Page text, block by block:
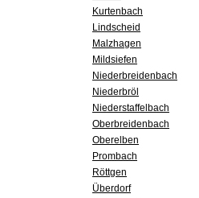
Kurtenbach
Lindscheid
Malzhagen
Mildsiefen
Niederbreidenbach
Niederbröl
Niederstaffelbach
Oberbreidenbach
Oberelben
Prombach
Röttgen
Überdorf